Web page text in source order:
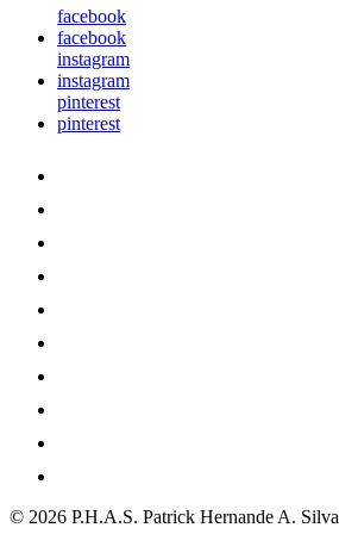
facebook
facebook
instagram
instagram
pinterest
pinterest
© 2026 P.H.A.S. Patrick Hernande A. Silva